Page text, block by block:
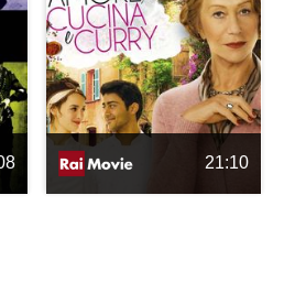
21:10